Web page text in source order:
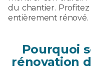
du chantier.
entièrement rénové.
Pourquoi
rénovation